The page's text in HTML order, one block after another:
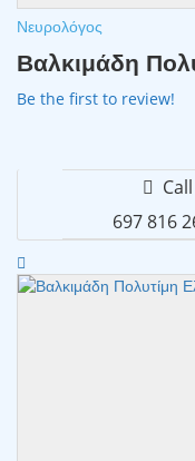
Νευρολόγος
Βαλκιμάδη
Be the first to review!
Call
697 816